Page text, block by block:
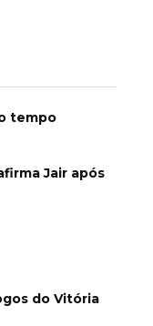
tempo
Jair após
do Vitória